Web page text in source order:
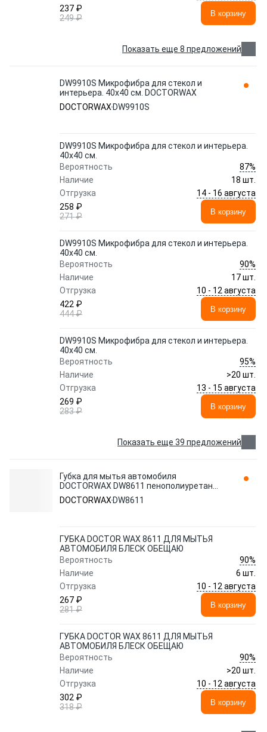
237 ₽
249 ₽
В корзину
Показать еще 8 предложений
DW9910S Микрофибра для стекол и
интерьера. 40x40 см. DOCTORWAX
DOCTORWAX DW9910S
DW9910S Микрофибра для стекол и интерьера.
40x40 см.
Вероятность
87%
Наличие
18 шт.
Отгрузка
14 - 16 августа
258 ₽
271 ₽
В корзину
DW9910S Микрофибра для стекол и интерьера.
40x40 см.
Вероятность
90%
Наличие
17 шт.
Отгрузка
10 - 12 августа
422 ₽
444 ₽
В корзину
DW9910S Микрофибра для стекол и интерьера.
40x40 см.
Вероятность
95%
Наличие
>20 шт.
Отгрузка
13 - 15 августа
269 ₽
283 ₽
В корзину
Показать еще 39 предложений
Губка для мытья автомобиля
DOCTORWAX DW8611 пенополиуретан
восьмерка 1 шт.
DOCTORWAX DW8611
ГУБКА DOCTOR WAX 8611 ДЛЯ МЫТЬЯ
АВТОМОБИЛЯ БЛЕСК ОБЕЩАЮ
Вероятность
90%
Наличие
6 шт.
Отгрузка
10 - 12 августа
267 ₽
281 ₽
В корзину
ГУБКА DOCTOR WAX 8611 ДЛЯ МЫТЬЯ
АВТОМОБИЛЯ БЛЕСК ОБЕЩАЮ
Вероятность
90%
Наличие
>20 шт.
Отгрузка
10 - 12 августа
302 ₽
318 ₽
В корзину